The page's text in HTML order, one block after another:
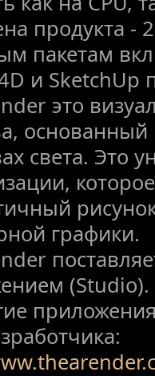
продукта -
пакетам
и SketchUp
это
света. Это
графики.
(Studio).